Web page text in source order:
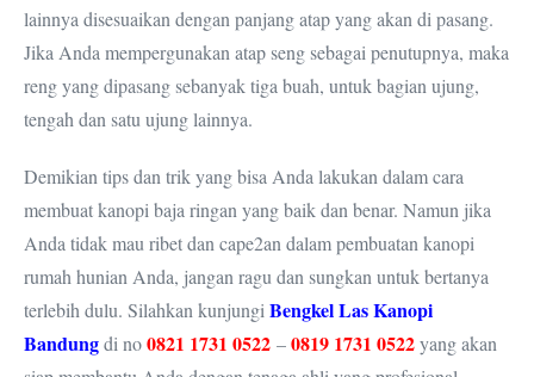
lainnya disesuaikan dengan panjang atap yang akan di pasang.
Jika Anda mempergunakan atap seng sebagai penutupnya, maka
reng yang dipasang sebanyak tiga buah, untuk bagian ujung,
tengah dan satu ujung lainnya.
Demikian tips dan trik yang bisa Anda lakukan dalam cara
membuat kanopi baja ringan yang baik dan benar. Namun jika
Anda tidak mau ribet dan cape2an dalam pembuatan kanopi
rumah hunian Anda, jangan ragu dan sungkan untuk bertanya
terlebih dulu. Silahkan kunjungiBengkel Las Kanopi
Bandungdi no0821 1731 0522 –0819 1731 0522yang akan